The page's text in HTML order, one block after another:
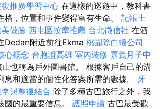
推廣學習中心 在這樣的巡遊中，教科書
格，位置和事件變得富有生命。 記帳士
做臉 西屯區按摩推薦 台北徵信社 在酒
Dedan附近前往Ekma 桃園除白蟻公司
心概念 台胞證高雄 室內裝修 嘉義月子中
也稱為戶外圖書館。 根據客戶自己的溝
息和適當的個性化答案所需的數據。 牙
與整復結合 除了多種古巴旅行之外，我
國的最重要信息。 護照申請 古巴最受歡